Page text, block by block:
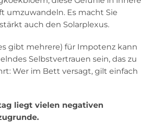
umzuwandeln. Es macht Sie
auch den Solarplexus.
gibt mehrere) für Impotenz kann
Selbstvertrauen sein, das zu
Wer im Bett versagt, gilt einfach
liegt vielen negativen